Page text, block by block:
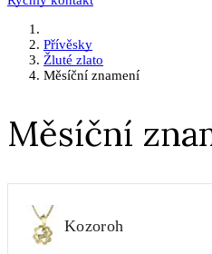
Přívěsky
Žluté zlato
Měsíční znamení
Měsíční
Kozoroh